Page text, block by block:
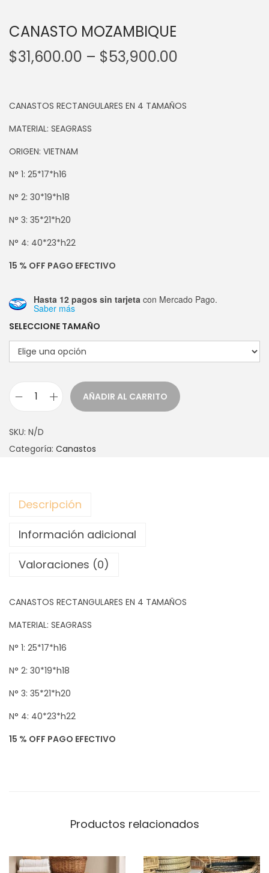
CANASTO MOZAMBIQUE
$31,600.00 – $53,900.00
CANASTOS RECTANGULARES EN 4 TAMAÑOS
MATERIAL: SEAGRASS
ORIGEN: VIETNAM
N° 1: 25*17*h16
N° 2: 30*19*h18
N° 3: 35*21*h20
N° 4: 40*23*h22
15 % OFF PAGO EFECTIVO
Hasta 12 pagos sin tarjeta con Mercado Pago.
Saber más
SELECCIONE TAMAÑO
N
A
O
O
A
B
I
E
c
t
AÑADIR AL CARRITO
SKU: N/D
Categoría: Canastos
Descripción
Información adicional
Valoraciones (0)
CANASTOS RECTANGULARES EN 4 TAMAÑOS
MATERIAL: SEAGRASS
N° 1: 25*17*h16
N° 2: 30*19*h18
N° 3: 35*21*h20
N° 4: 40*23*h22
15 % OFF PAGO EFECTIVO
Productos relacionados